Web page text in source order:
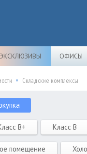
ЭКСКЛЮЗИВЫ ОФИСЫ
Складские комплексы
B+ Класс B
помещение